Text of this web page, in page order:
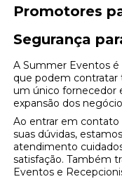
Promotores
Segurança
A Summer Eventos é
que podem contratar
um único fornecedor
expansão dos
Ao entrar em contato
suas dúvidas,
atendimento
satisfação. Também
Eventos e